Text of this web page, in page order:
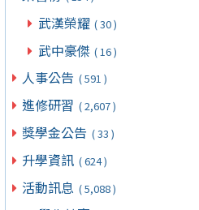
武漢榮耀 ( 30 )
武中豪傑 ( 16 )
人事公告 ( 591 )
進修研習 ( 2,607 )
獎學金公告 ( 33 )
升學資訊 ( 624 )
活動訊息 ( 5,088 )